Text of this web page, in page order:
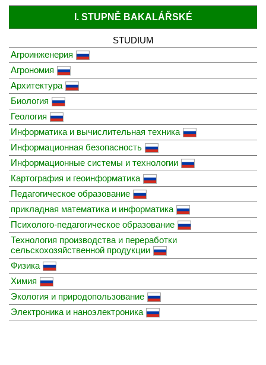
I. STUPNĚ BAKALÁŘSKÉ
STUDIUM
Агроинженерия
Агрономия
Архитектура
Биология
Геология
Информатика и вычислительная техника
Информационная безопасность
Информационные системы и технологии
Картография и геоинформатика
Педагогическое образование
прикладная математика и информатика
Психолого-педагогическое образование
Технология производства и переработки
сельскохозяйственной продукции
Физика
Химия
Экология и природопользование
Электроника и наноэлектроника